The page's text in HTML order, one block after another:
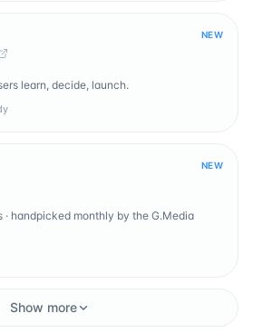
NEW
learn, decide, launch.
NEW
· handpicked monthly by the G.Media
Show more